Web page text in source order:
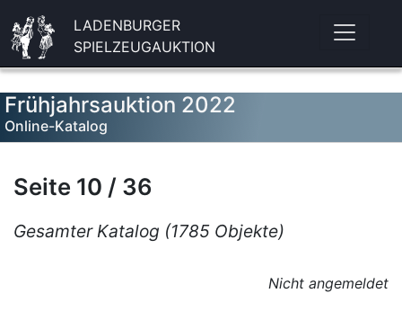
LADENBURGER
SPIELZEUGAUKTION
Frühjahrsauktion 2022
Online-Katalog
Seite 10 / 36
Gesamter Katalog (1785 Objekte)
Nicht angemeldet